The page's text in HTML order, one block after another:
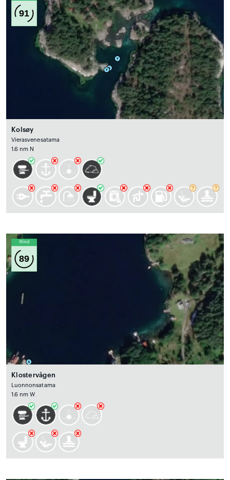
91
Kolsøy
Vierasvenesatama
1.6 nm N
Wind
89
Klostervågen
Luonnonsatama
1.6 nm W